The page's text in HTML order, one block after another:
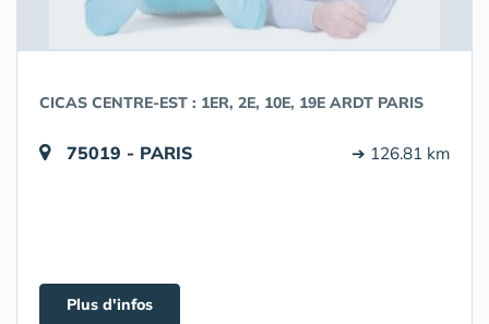
CICAS CENTRE-EST : 1ER, 2E, 10E, 19E ARDT PARIS
75019 - PARIS ➔ 126.81 km
Plus d'infos